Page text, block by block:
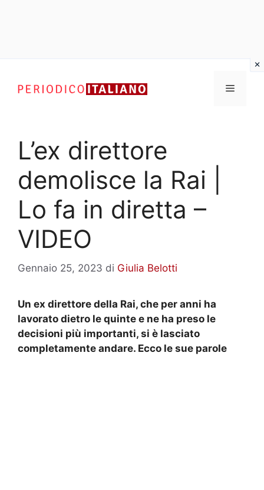
contenuto
Menu
L’ex direttore
demolisce la Rai |
Lo fa in diretta –
VIDEO
Gennaio 25, 2023 di Giulia Belotti
Un ex direttore della Rai, che per anni ha
lavorato dietro le quinte e ne ha preso le
decisioni più importanti, si è lasciato
completamente andare. Ecco le sue parole